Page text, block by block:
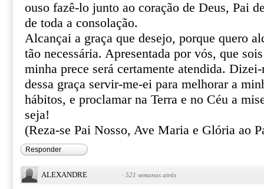
ouso fazê-lo junto ao coração de Deus, Pai
de toda a consolação.
Alcançai a graça que desejo, porque quero
tão necessária. Apresentada por vós, que
minha prece será certamente atendida.
dessa graça servir-me-ei para melhorar a
hábitos, e proclamar na Terra e no Céu a
seja!
(Reza-se Pai Nosso, Ave Maria e Glória ao
Responder
ALEXANDRE · 521 semanas atrás